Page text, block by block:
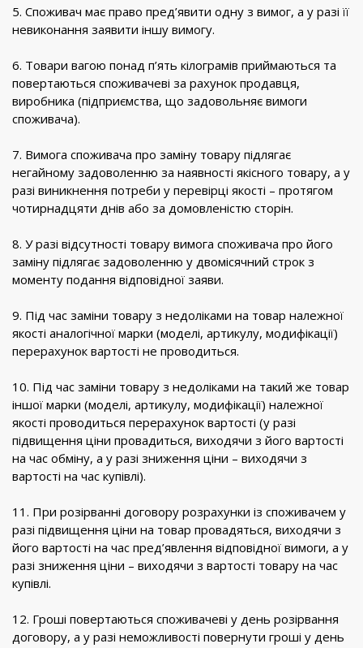
5. Споживач має право пред’явити одну з вимог, а у разі її
невиконання заявити іншу вимогу.
6. Товари вагою понад п’ять кілограмів приймаються та
повертаються споживачеві за рахунок продавця,
виробника (підприємства, що задовольняє вимоги
споживача).
7. Вимога споживача про заміну товару підлягає
негайному задоволенню за наявності якісного товару, а у
разі виникнення потреби у перевірці якості – протягом
чотирнадцяти днів або за домовленістю сторін.
8. У разі відсутності товару вимога споживача про його
заміну підлягає задоволенню у двомісячний строк з
моменту подання відповідної заяви.
9. Під час заміни товару з недоліками на товар належної
якості аналогічної марки (моделі, артикулу, модифікації)
перерахунок вартості не проводиться.
10. Під час заміни товару з недоліками на такий же товар
іншої марки (моделі, артикулу, модифікації) належної
якості проводиться перерахунок вартості (у разі
підвищення ціни провадиться, виходячи з його вартості
на час обміну, а у разі зниження ціни – виходячи з
вартості на час купівлі).
11. При розірванні договору розрахунки із споживачем у
разі підвищення ціни на товар провадяться, виходячи з
його вартості на час пред’явлення відповідної вимоги, а у
разі зниження ціни – виходячи з вартості товару на час
купівлі.
12. Гроші повертаються споживачеві у день розірвання
договору, а у разі неможливості повернути гроші у день